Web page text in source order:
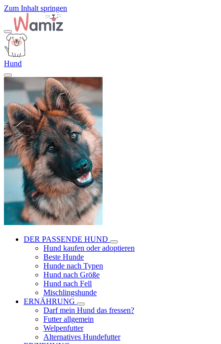
Zum Inhalt springen
Hund
DER PASSENDE HUND
Hund kaufen oder adoptieren
Beste Hunde
Hunde nach Typen
Hund nach Größe
Hund nach Fell
Mischlingshunde
ERNÄHRUNG
Darf mein Hund das fressen?
Futter allgemein
Welpenfutter
Alternatives Hundefutter